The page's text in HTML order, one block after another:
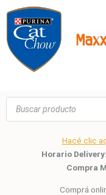
Búsqueda
productos
Hacé clic
Horario Delivery
Compra
Comprá